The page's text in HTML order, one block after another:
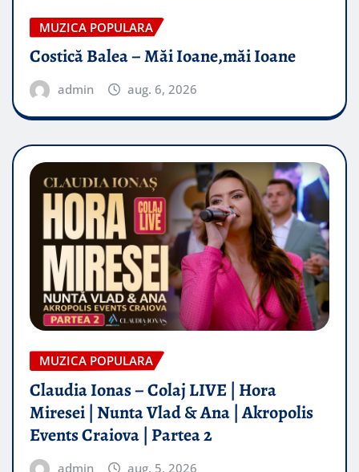
MUZICA POPULARA
Costică Balea – Măi Ioane,măi Ioane
admin aug. 6, 2026
MUZICA POPULARA
Claudia Ionas – Colaj LIVE | Hora
Miresei | Nunta Vlad & Ana | Akropolis
Events Craiova | Partea 2
admin aug. 5, 2026